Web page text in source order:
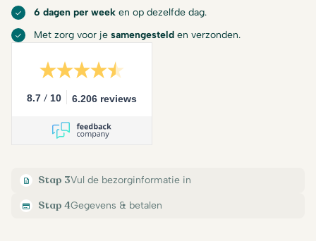
6 dagen per week en op dezelfde dag.
Met zorg voor je samengesteld en verzonden.
8.7 / 10 6.206 reviews
Stap 3Vul de bezorginformatie in
Stap 4Gegevens & betalen